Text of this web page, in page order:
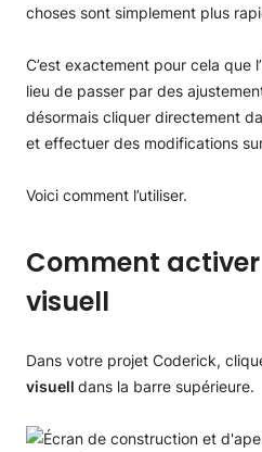
Comment modifier avec l’IA
choses sont simplement plus
C’est exactement pour cela que
lieu de passer par des
désormais cliquer directement
et effectuer des modifications
Voici comment l’utiliser.
Comment activer
visuell
Dans votre projet Coderick,
visuell dans la barre supérieure.